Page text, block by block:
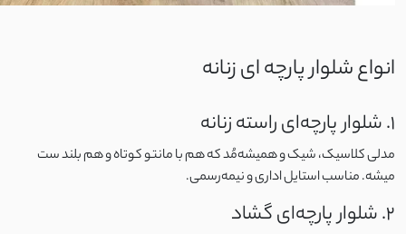
پولکی
لاکرا
لمه
شانتون
انواع شلوار پارچه ای زنانه
1. شلوار پارچه‌ای راسته زنانه
مدلی کلاسیک، شیک و همیشه‌مُد که هم با مانتو کوتاه و هم بلند ست
میشه. مناسب استایل اداری و نیمه‌رسمی.
2. شلوار پارچه‌ای گشاد